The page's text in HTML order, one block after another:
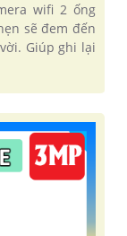
wifi 2 ống
sẽ đem đến
Giúp ghi lại